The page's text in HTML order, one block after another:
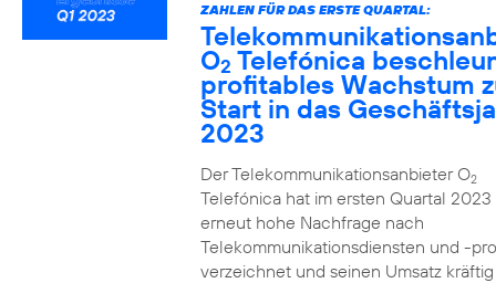
ZAHLEN FÜR DAS ERSTE QUARTAL:
O2 Telefónica
profitables Wachstum
Start in das
2023
Der Telekommunikationsanbieter O2
Telefónica hat im ersten Quartal 2023
erneut hohe Nachfrage nach
Telekommunikationsdiensten und -
verzeichnet und seinen Umsatz